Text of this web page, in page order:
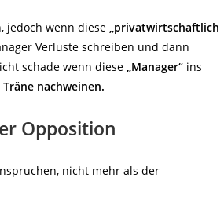
jedoch wenn diese „privatwirtschaftlich
Verluste schreiben und dann
schade wenn diese „Manager“ ins
nachweinen.
Opposition
nicht mehr als der